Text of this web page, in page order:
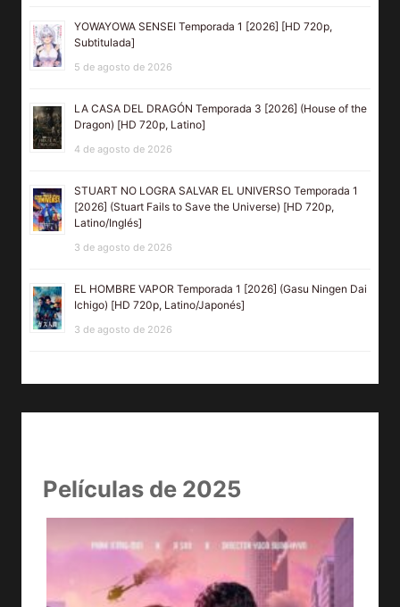
YOWAYOWA SENSEI Temporada 1 [2026] [HD 720p,
Subtitulada]
5 de agosto de 2026
LA CASA DEL DRAGÓN Temporada 3 [2026] (House of the
Dragon) [HD 720p, Latino]
4 de agosto de 2026
STUART NO LOGRA SALVAR EL UNIVERSO Temporada 1
[2026] (Stuart Fails to Save the Universe) [HD 720p,
Latino/Inglés]
3 de agosto de 2026
EL HOMBRE VAPOR Temporada 1 [2026] (Gasu Ningen Dai
Ichigo) [HD 720p, Latino/Japonés]
3 de agosto de 2026
Películas de 2025